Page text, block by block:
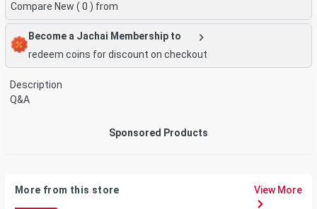
Compare New ( 0 ) from
Become a Jachai Membership to
redeem coins for discount on checkout
Description
Q&A
Sponsored Products
More from this store View More